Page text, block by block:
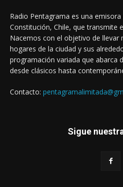
Radio Pentagrama es una
Constitución, Chile, que transmite
Nacemos con el objetivo de llevar
hogares de la ciudad y sus
programación variada que abarca
desde clásicos hasta
Contacto:
Sigue